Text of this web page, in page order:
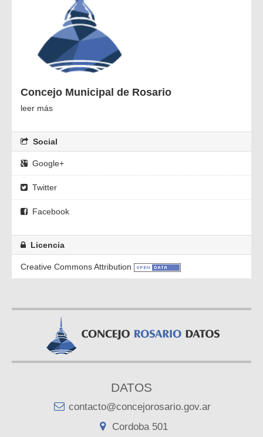
Concejo Municipal de Rosario
leer más
Social
Google+
Twitter
Facebook
Licencia
Creative Commons Attribution
DATOS
contacto@concejorosario.gov.ar
Cordoba 501